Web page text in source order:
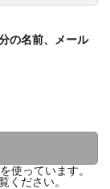
の名前、メール
使っています。
ください。